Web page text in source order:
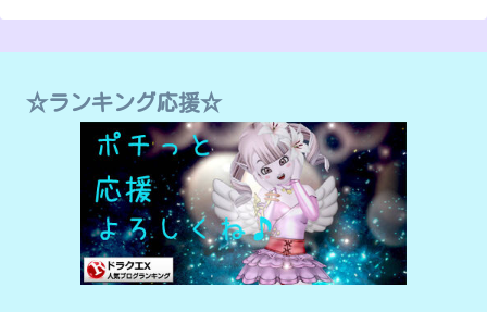
☆ランキング応援☆